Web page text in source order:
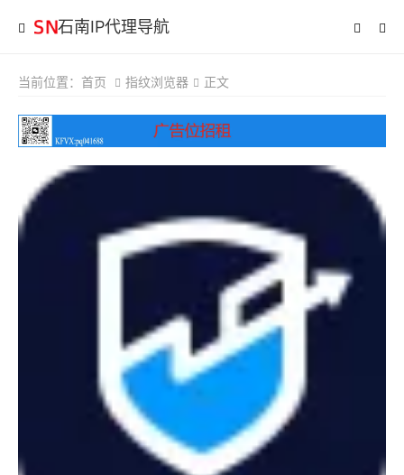
石南IP代理导航
当前位置： 首页 指纹浏览器 正文